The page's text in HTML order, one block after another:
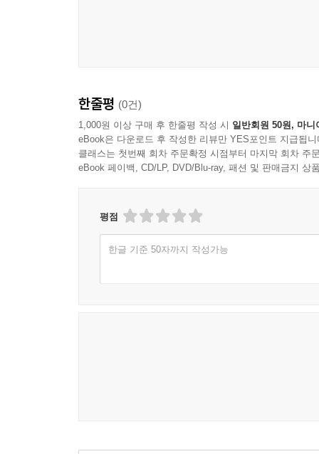
한줄평 (0건)
1,000원 이상 구매 후 한줄평 작성 시 일반회원 50원, 마니
eBook은 다운로드 후 작성한 리뷰만 YES포인트 지급됩니
클래스는 첫번째 회차 주문확정 시점부터 마지막 회차 주
eBook 페이백, CD/LP, DVD/Blu-ray, 패션 및 판매금지 상
평점
한글 기준 50자까지 작성가능